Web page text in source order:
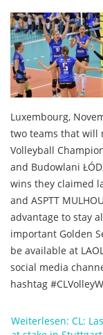
Luxembourg,
two teams that will
Volleyball
and Budowlani
wins they claimed
and ASPTT
advantage to stay
important Golden
be available at
social media
hashtag
Weiterlesen: CL: